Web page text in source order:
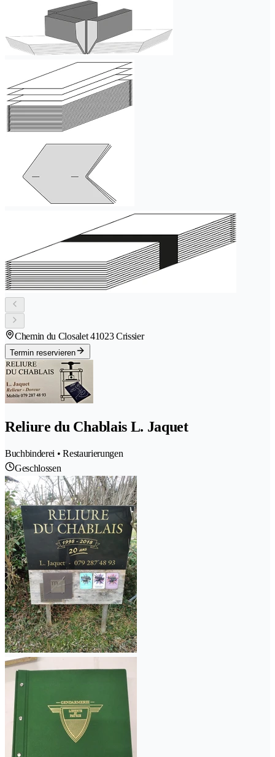
Chemin du Closalet 41023 Crissier
Termin reservieren
Reliure du Chablais L. Jaquet
Buchbinderei • Restaurierungen
Geschlossen